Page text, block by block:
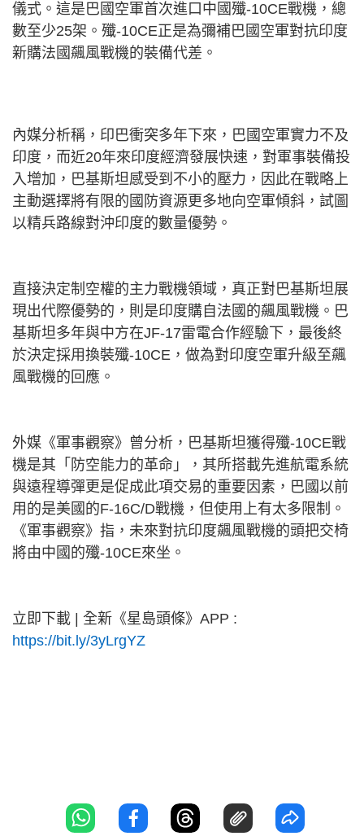
儀式。這是巴國空軍首次進口中國殲-10CE戰機，總
數至少25架。殲-10CE正是為彌補巴國空軍對抗印度
新購法國飆風戰機的裝備代差。
內媒分析稱，印巴衝突多年下來，巴國空軍實力不及
印度，而近20年來印度經濟發展快速，對軍事裝備投
入增加，巴基斯坦感受到不小的壓力，因此在戰略上
主動選擇將有限的國防資源更多地向空軍傾斜，試圖
以精兵路線對沖印度的數量優勢。
直接決定制空權的主力戰機領域，真正對巴基斯坦展
現出代際優勢的，則是印度購自法國的飆風戰機。巴
基斯坦多年與中方在JF-17雷電合作經驗下，最後終
於決定採用換裝殲-10CE ，做為對印度空軍升級至飆
風戰機的回應。
外媒《軍事觀察》曾分析，巴基斯坦獲得殲-10CE戰
機是其「防空能力的革命」，其所搭載先進航電系統
與遠程導彈更是促成此項交易的重要因素，巴國以前
用的是美國的F-16C/D戰機，但使用上有太多限制。
《軍事觀察》指，未來對抗印度飆風戰機的頭把交椅
將由中國的殲-10CE來坐。
立即下載 全新《星島頭條》 APP :
https://bit.ly/3yLrgYZ